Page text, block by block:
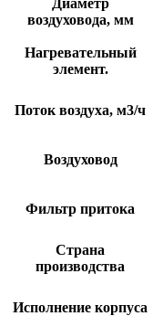
Диаметр
воздуховода, мм
Нагревательный
элемент.
Поток воздуха, м3/ч
Воздуховод
Фильтр притока
Страна
производства
Исполнение корпуса